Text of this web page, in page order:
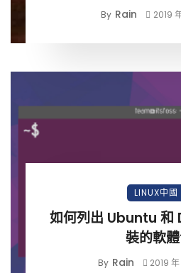
By Rain 2019
LINUX中國
如何列出 Ubuntu 和
裝的軟
By Rain 2019